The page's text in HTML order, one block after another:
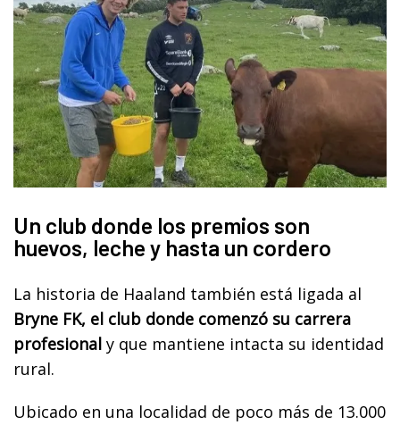
Un club donde los premios son
huevos, leche y hasta un cordero
La historia de Haaland también está ligada al
Bryne FK, el club donde comenzó su carrera
profesional y que mantiene intacta su identidad
rural.
Ubicado en una localidad de poco más de 13.000